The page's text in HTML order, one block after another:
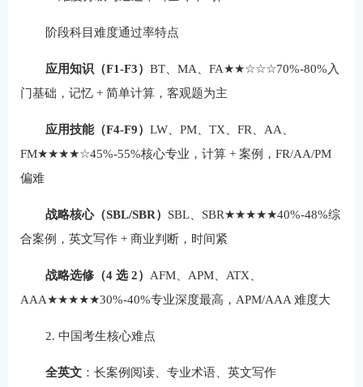
阶段科目难度通过率特点
应用知识（F1-F3） BT、MA、FA★★☆☆☆70%-80%入
门基础，记忆 + 简单计算，客观题为主
应用技能（F4-F9） LW、PM、TX、FR、AA、
FM★★★★☆45%-55%核心专业，计算 + 案例，FR/AA/PM
偏难
战略核心（SBL/SBR） SBL、SBR★★★★★40%-48%综
合案例，英文写作 + 商业判断，时间紧
战略选修（4 选 2） AFM、APM、ATX、
AAA★★★★★30%-40%专业深度最高，APM/AAA 难度大
2. 中国考生核心难点
全英文：长案例阅读、专业术语、英文写作